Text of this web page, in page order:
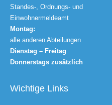
Standes-, Ordnungs- und
Einwohnermeldeamt
Montag:
alle anderen Abteilungen
Dienstag – Freitag
Donnerstags zusätzlich
Wichtige Links